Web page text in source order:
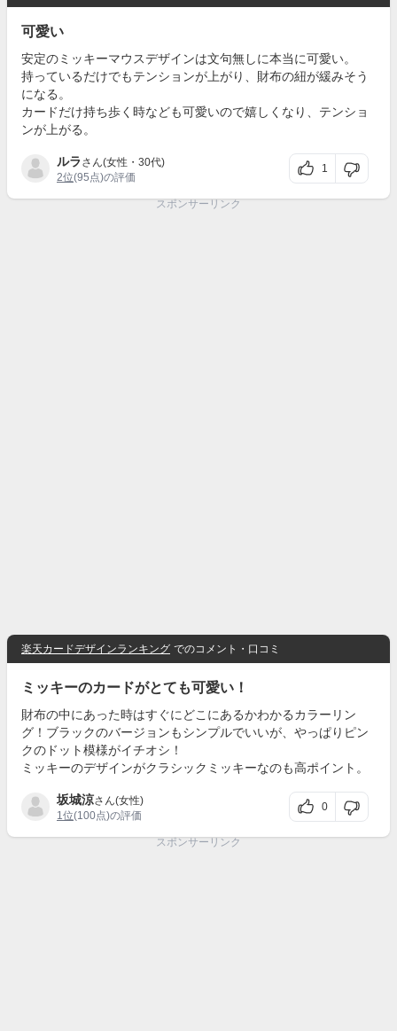
可愛い
安定のミッキーマウスデザインは文句無しに本当に可愛い。
持っているだけでもテンションが上がり、財布の紐が緩みそう
になる。
カードだけ持ち歩く時なども可愛いので嬉しくなり、テンショ
ンが上がる。
ルラ さん(女性・30代)
2位(95点)の評価
1
スポンサーリンク
楽天カードデザインランキング でのコメント・口コミ
ミッキーのカードがとても可愛い！
財布の中にあった時はすぐにどこにあるかわかるカラーリン
グ！ブラックのバージョンもシンプルでいいが、やっぱりピン
クのドット模様がイチオシ！
ミッキーのデザインがクラシックミッキーなのも高ポイント。
坂城涼さん(女性)
1位(100点)の評価
0
スポンサーリンク